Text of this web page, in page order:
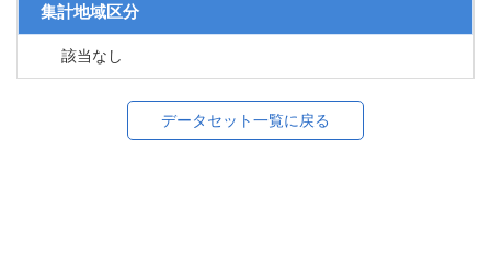
集計地域区分
該当なし
データセット一覧に戻る